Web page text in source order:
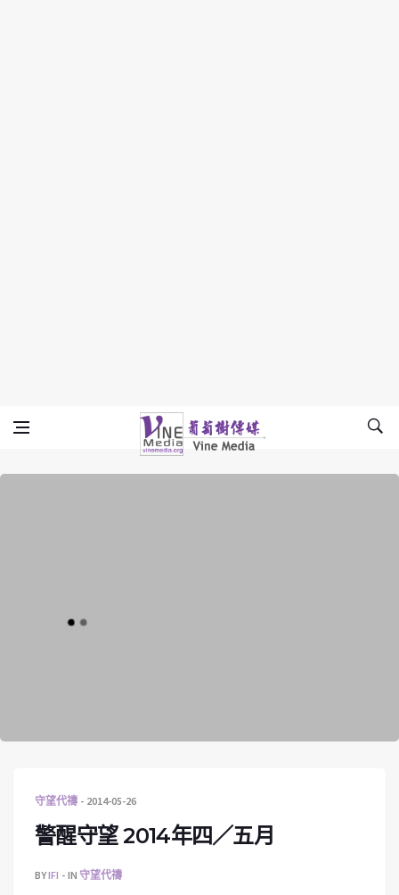
Vine Media
葡萄樹傳媒
守望代禱 2014-05-26
警醒守望 2014年四／五月
BYIFI IN 守望代禱